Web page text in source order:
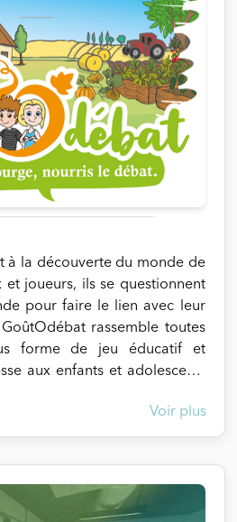
Voir plus
à la découverte du monde de
et joueurs, ils se questionnent
pour faire le lien avec leur
forme de jeu éducatif et
aux enfants et adolescents